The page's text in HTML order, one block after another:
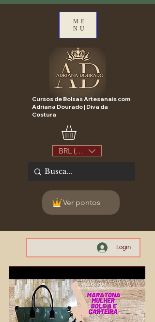
ME
NU
Cursos de Bolsas Artesanais com
Adriana Dourado | Diva da
Costura
BRL (R$)
Ver pontos
Login